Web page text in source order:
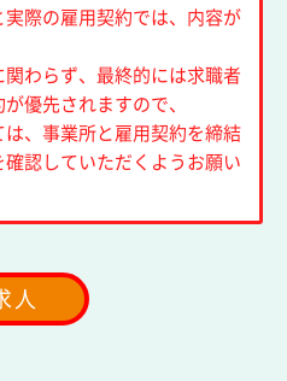
実際の雇用契約では、内容が
わらず、最終的には求職者
優先されますので、
、事業所と雇用契約を締結
認していただくようお願い
人